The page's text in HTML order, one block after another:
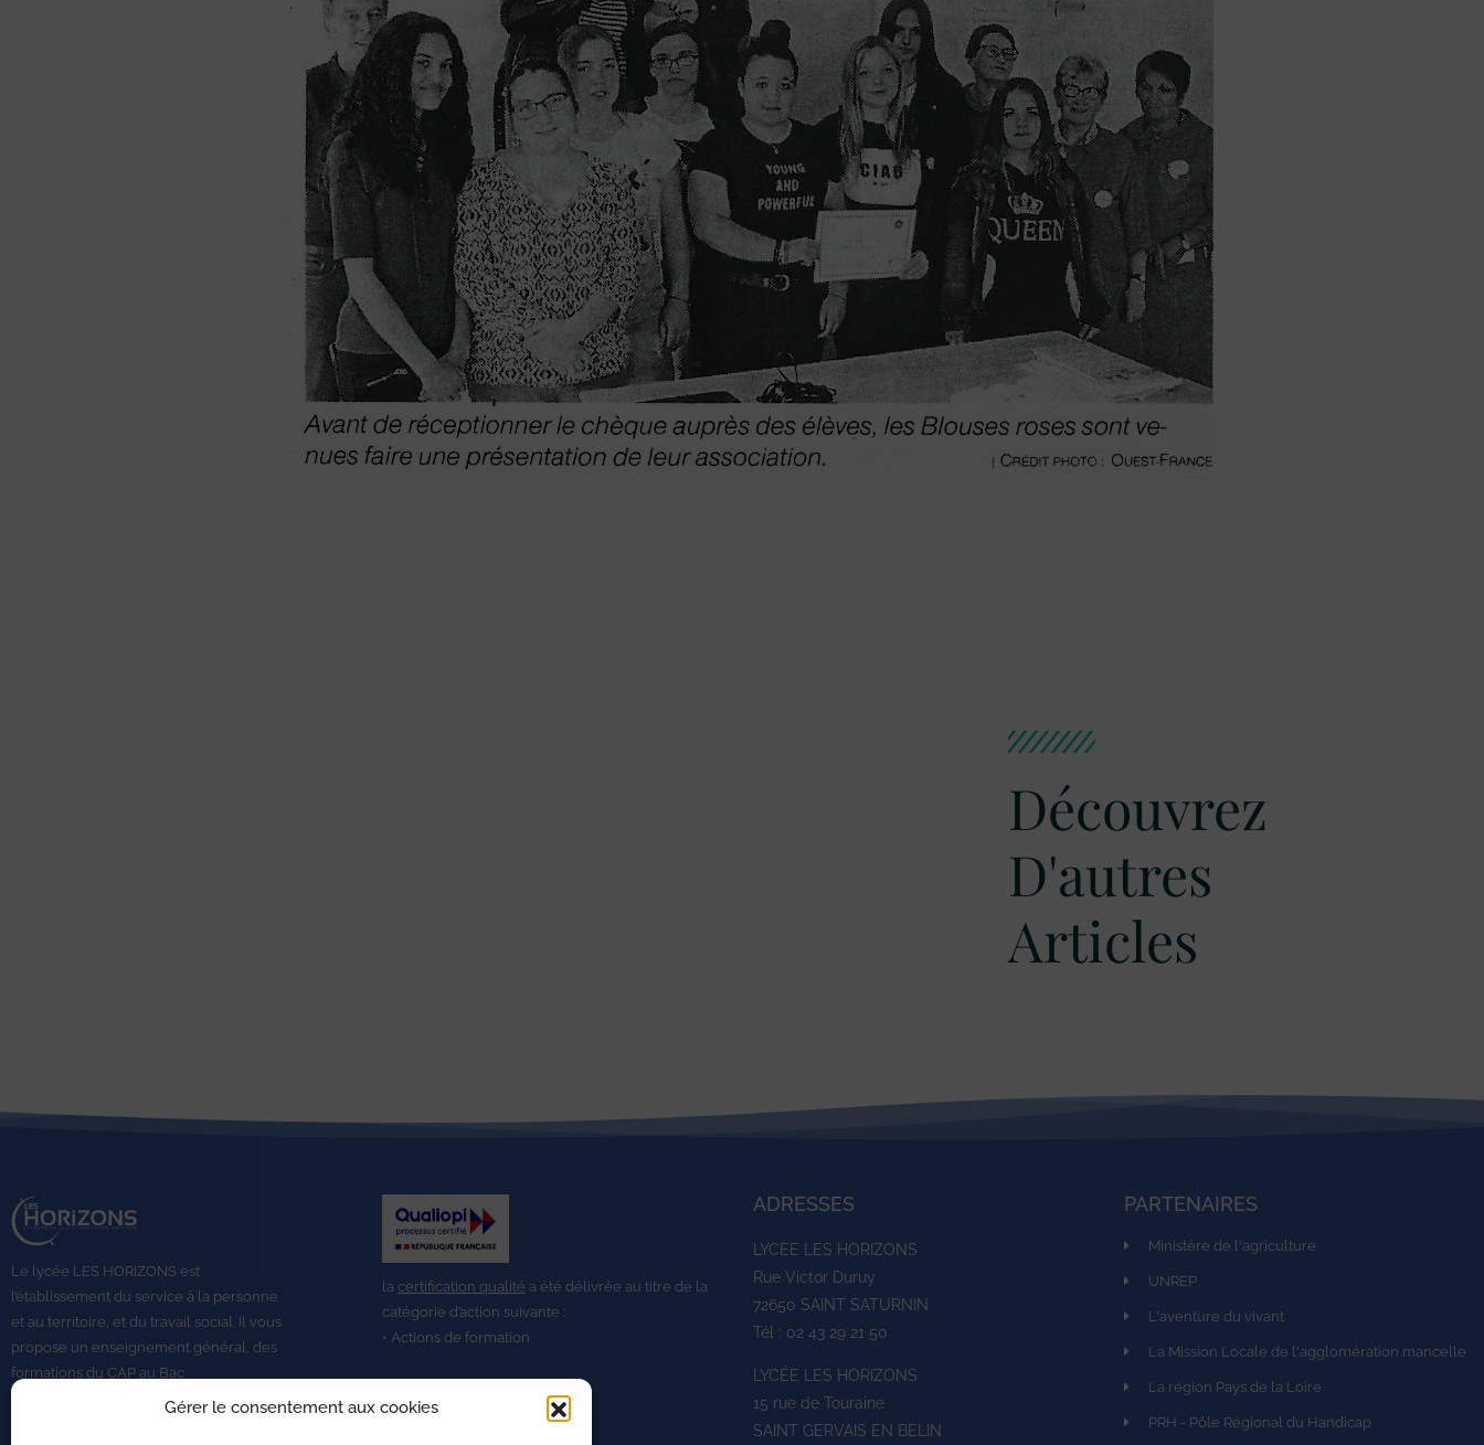
Gérer le consentement aux cookies
Découvrez
D'autres
Articles
Le lycée LES HORIZONS est
l’établissement du service à la personne
et au territoire, et du travail social. Il vous
propose un enseignement général, des
formations du CAP au Bac
BTS A DATR.
la certification qualité a été délivrée au titre de la
catégorie d’action suivante :
• Actions de formation
ADRESSES
LYCEE LES HORIZONS
Rue Victor Duruy
72650 SAINT SATURNIN
Tél : 02 43 29 21 50
LYCÉE LES HORIZONS
15 rue de Touraine
SAINT GERVAIS EN BELIN
PARTENAIRES
Ministère de l'agriculture
UNREP
L'aventure du vivant
La Mission Locale de l'agglomération mancelle
La région Pays de la Loire
PRH - Pôle Régional du Handicap